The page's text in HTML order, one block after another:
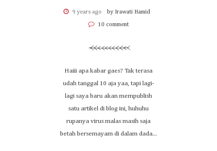
9 years ago by Irawati Hamid
10 comment
Haiii apa kabar gaes? Tak terasa
udah tanggal 10 aja yaa, tapi lagi-
lagi saya baru akan mempublish
satu artikel di blog ini, huhuhu
rupanya virus malas masih saja
betah bersemayam di dalam dada...